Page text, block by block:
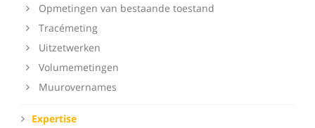
Opmetingen van bestaande toestand
Tracémeting
Uitzetwerken
Volumemetingen
Muurovernames
Expertise